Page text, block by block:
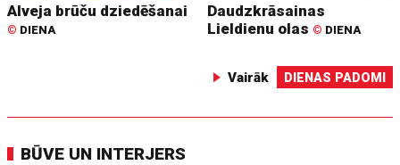
Alveja brūču dziedēšanai
© DIENA
Daudzkrāsainas
Lieldienu olas © DIENA
Vairāk DIENAS PADOMI
BŪVE UN INTERJERS